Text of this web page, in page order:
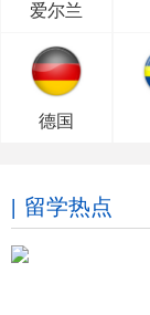
爱尔兰
德国
留学热点